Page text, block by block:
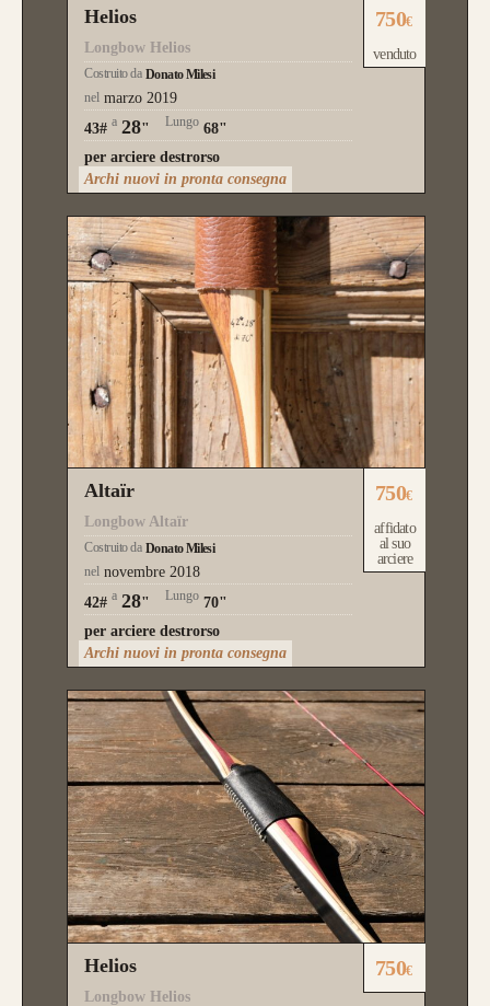
Helios
Longbow Helios
Costruito da Donato Milesi
nel marzo 2019
43# a 28" Lungo 68"
per arciere destrorso
750€
venduto
Archi nuovi in pronta consegna
Altaïr
Longbow Altaïr
Costruito da Donato Milesi
nel novembre 2018
42# a 28" Lungo 70"
per arciere destrorso
750€
affidato
al suo
arciere
Archi nuovi in pronta consegna
Helios
Longbow Helios
750€